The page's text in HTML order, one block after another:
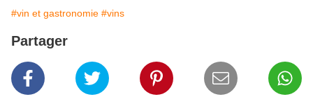
#vin et gastronomie #vins
Partager